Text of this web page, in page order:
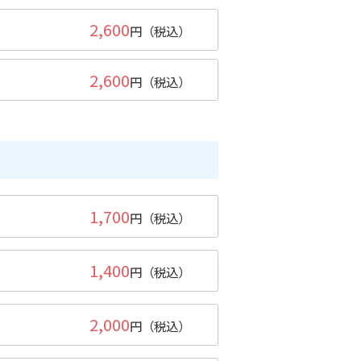
2,600円（税込）
2,600円（税込）
1,700円（税込）
1,400円（税込）
2,000円（税込）